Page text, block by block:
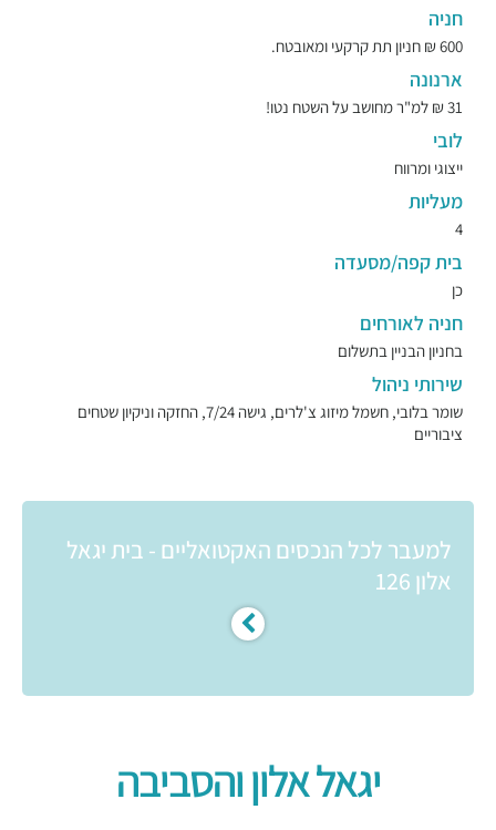
חניה
600 ₪ חניון תת קרקעי ומאובטח.
ארנונה
31 ₪ למ"ר מחושב על השטח נטו!
לובי
ייצוגי ומרווח
מעליות
4
בית קפה/מסעדה
כן
חניה לאורחים
בחניון הבניין בתשלום
שירותי ניהול
שומר בלובי, חשמל מיזוג צ'לרים, גישה 7/24, החזקה וניקיון שטחים
ציבוריים
למעבר לכל הנכסים האקטואליים - בית יגאל
אלון 126
יגאל אלון והסביבה